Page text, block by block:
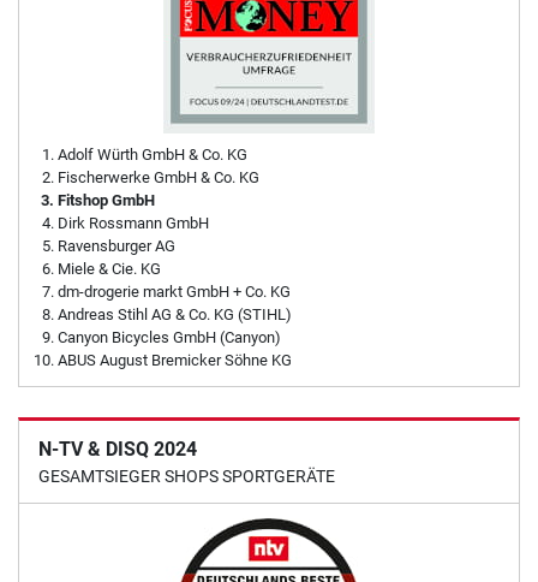
Adolf Würth GmbH & Co. KG
Fischerwerke GmbH & Co. KG
Fitshop GmbH
Dirk Rossmann GmbH
Ravensburger AG
Miele & Cie. KG
dm-drogerie markt GmbH + Co. KG
Andreas Stihl AG & Co. KG (STIHL)
Canyon Bicycles GmbH (Canyon)
ABUS August Bremicker Söhne KG
N-TV & DISQ 2024
GESAMTSIEGER SHOPS SPORTGERÄTE